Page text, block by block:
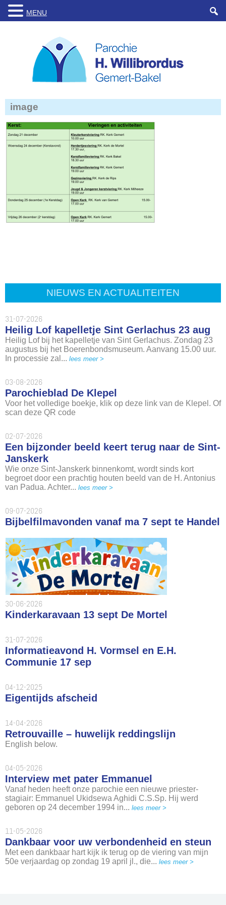
NIEUWS EN ACTUALITEITEN
31-07-2026
Heilig Lof kapelletje Sint Gerlachus 23 aug
Heilig Lof bij het kapelletje van Sint Gerlachus. Zondag 23
augustus bij het Boerenbondsmuseum. Aanvang 15.00 uur.
In processie zal... lees meer >
03-08-2026
Parochieblad De Klepel
Voor het volledige boekje, klik op deze link van de Klepel. Of
scan deze QR code
02-07-2026
Een bijzonder beeld keert terug naar de Sint-
Janskerk
Wie onze Sint-Janskerk binnenkomt, wordt sinds kort
begroet door een prachtig houten beeld van de H. Antonius
van Padua. Achter... lees meer >
09-07-2026
Bijbelfilmavonden vanaf ma 7 sept te Handel
30-06-2026
Kinderkaravaan 13 sept De Mortel
31-07-2026
Informatieavond H. Vormsel en E.H.
Communie 17 sep
04-12-2025
Eigentijds afscheid
14-04-2026
Retrouvaille – huwelijk reddingslijn
English below.
04-05-2026
Interview met pater Emmanuel
Vanaf heden heeft onze parochie een nieuwe priester-
stagiair: Emmanuel Ukidsewa Aghidi C.S.Sp. Hij werd
geboren op 24 december 1994 in... lees meer >
11-05-2026
Dankbaar voor uw verbondenheid en steun
Met een dankbaar hart kijk ik terug op de viering van mijn
50e verjaardag op zondag 19 april jl., die... lees meer >
image
MENU